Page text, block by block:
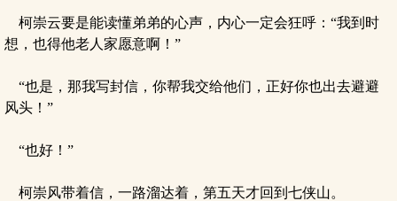
柯崇云要是能读懂弟弟的心声，内心一定会狂呼：“我到时
想，也得他老人家愿意啊！”
“也是，那我写封信，你帮我交给他们，正好你也出去避避
风头！”
“也好！”
柯崇风带着信，一路溜达着，第五天才回到七侠山。